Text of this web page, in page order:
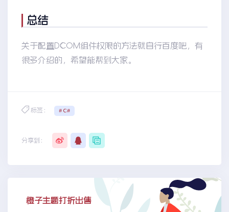
总结
关于配置DCOM组件权限的方法就自行百度吧，有
很多介绍的，希望能帮到大家。
标签： # C#
分享到：
橙子主题打折出售